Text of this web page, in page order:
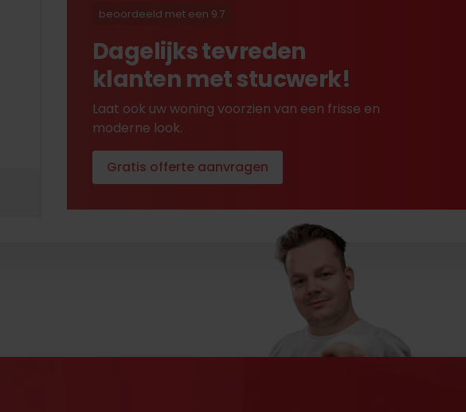
beoordeeld met een 9.7
Dagelijks tevreden
klanten met stucwerk!
Laat ook uw woning voorzien van een frisse en
moderne look.
Gratis offerte aanvragen